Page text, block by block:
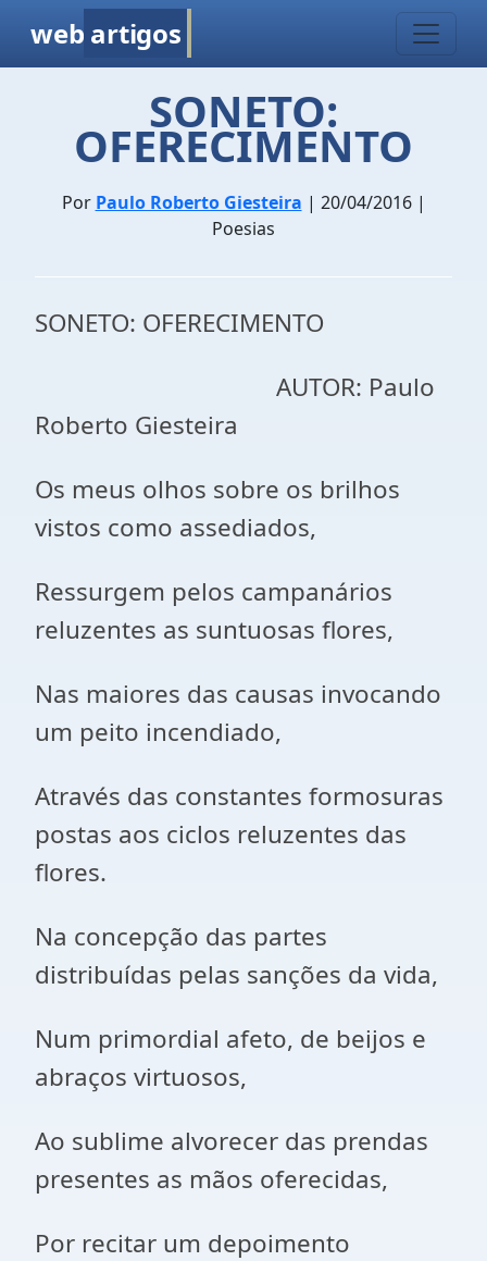
web artigos
SONETO:
OFERECIMENTO
Por Paulo Roberto Giesteira | 20/04/2016 |
Poesias
SONETO: OFERECIMENTO
AUTOR: Paulo
Roberto Giesteira
Os meus olhos sobre os brilhos
vistos como assediados,
Ressurgem pelos campanários
reluzentes as suntuosas flores,
Nas maiores das causas invocando
um peito incendiado,
Através das constantes formosuras
postas aos ciclos reluzentes das
flores.
Na concepção das partes
distribuídas pelas sanções da vida,
Num primordial afeto, de beijos e
abraços virtuosos,
Ao sublime alvorecer das prendas
presentes as mãos oferecidas,
Por recitar um depoimento